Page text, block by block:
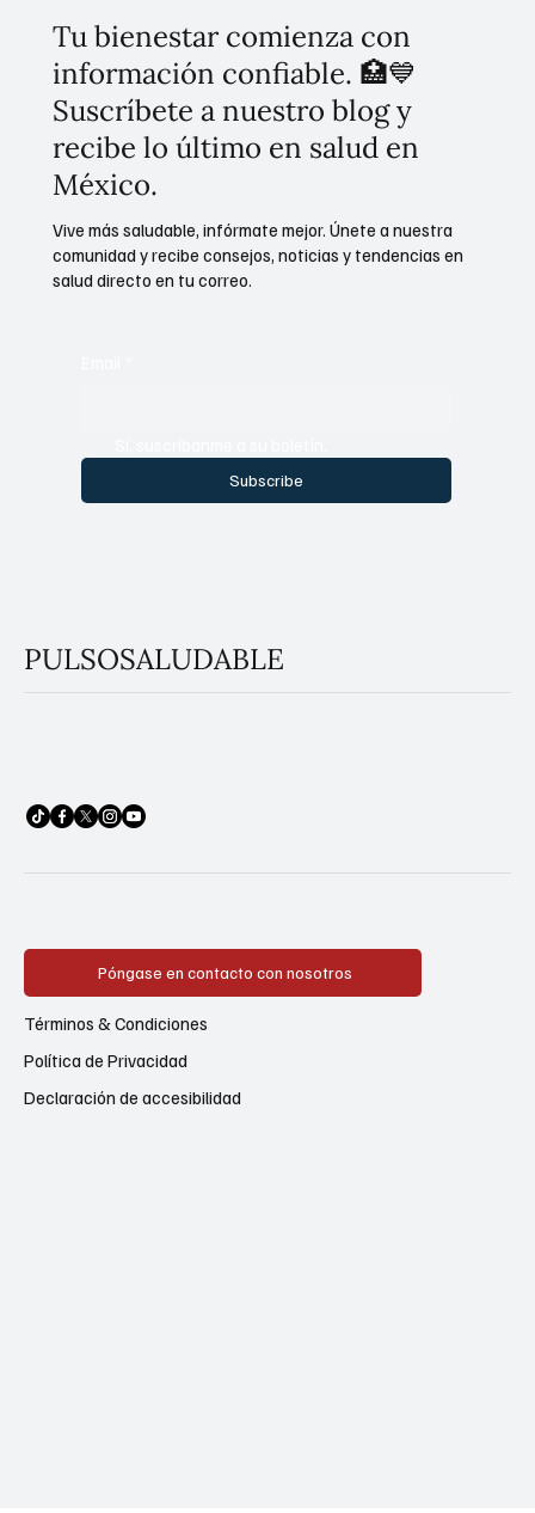
Tu bienestar comienza con
información confiable. 🏥💙
Suscríbete a nuestro blog y
recibe lo último en salud en
México.
Subscribe
Vive más saludable, infórmate mejor. Únete a nuestra
comunidad y recibe consejos, noticias y tendencias en
salud directo en tu correo.
PULSOSALUDABLE
Póngase en contacto con nosotros
Política de Privacidad
Términos & Condiciones
Declaración de accesibilidad